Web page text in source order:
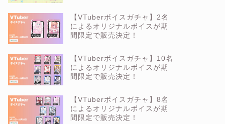
【VTuberボイスガチャ】2名
によるオリジナルボイスが期
間限定で販売決定！
【VTuberボイスガチャ】10名
によるオリジナルボイスが期
間限定で販売決定！
【VTuberボイスガチャ】8名
によるオリジナルボイスが期
間限定で販売決定！